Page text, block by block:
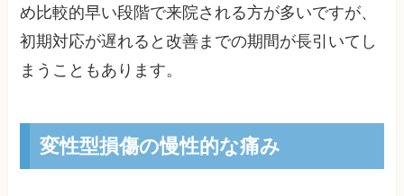
め比較的早い段階で来院される方が多いですが、
初期対応が遅れると改善までの期間が長引いてし
まうこともあります。
変性型損傷の慢性的な痛み